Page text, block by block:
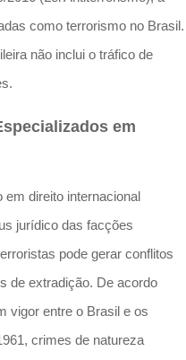
como terrorismo no Brasil.
não inclui o tráfico de
em
direito internacional
jurídico das facções
pode gerar conflitos
de extradição. De acordo
vigor entre o Brasil e os
crimes de natureza